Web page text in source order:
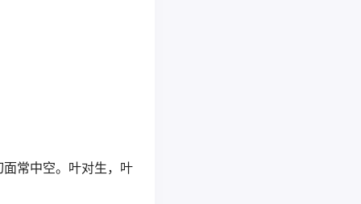
常中空。叶对生，叶